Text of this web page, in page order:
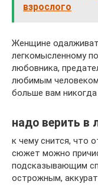
взрослого
Женщине
легкомысленному
любовника,
любимым
больше вам никогда
надо верить в
к чему снится, что
сюжет можно
подсказывающим
острожным,